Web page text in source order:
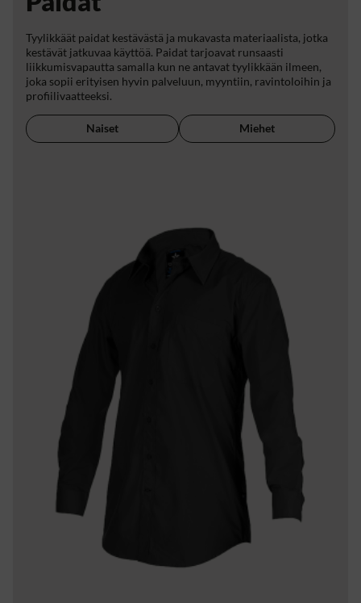
Tyylikkäät paidat kestävästä ja mukavasta materiaalista, jotka
kestävät jatkuvaa käyttöä. Paidat tarjoavat runsaasti
liikkumisvapautta samalla kun ne antavat tyylikkään ilmeen,
joka sopii erityisen hyvin palveluun, myyntiin, ravintoloihin ja
profiilivaatteeksi.
Naiset Miehet